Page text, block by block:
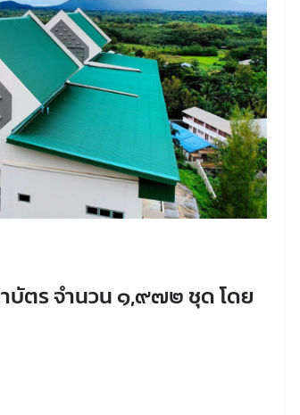
บัตร จำนวน ๑,๙๗๒ ชุด โดย